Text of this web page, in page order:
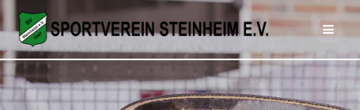
Zum
Inhalt
springen